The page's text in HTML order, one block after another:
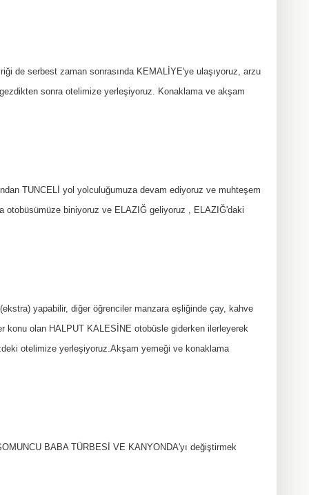
de serbest zaman sonrasında KEMALİYE'ye ulaşıyoruz, arzu
sonra otelimize yerleşiyoruz. Konaklama ve akşam
TUNCELİ yol yolculuğumuza devam ediyoruz ve muhteşem
otobüsümüze biniyoruz ve ELAZIĞ geliyoruz , ELAZIĞ'daki
yapabilir, diğer öğrenciler manzara eşliğinde çay, kahve
konu olan HALPUT KALESİNE otobüsle giderken ilerleyerek
otelimize yerleşiyoruz.Akşam yemeği ve konaklama
BABA TÜRBESİ VE KANYONDA'yı değiştirmek